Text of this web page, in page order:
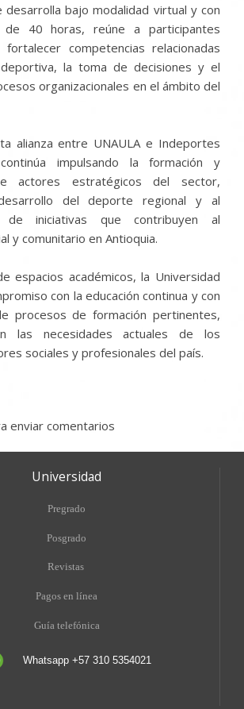
desarrolla bajo modalidad virtual y con
de 40 horas, reúne a participantes
competencias relacionadas
la toma de decisiones y el
organizacionales en el ámbito del
alianza entre UNAULA e Indeportes
impulsando la formación y
actores estratégicos del sector,
del deporte regional y al
de iniciativas que contribuyen al
y comunitario en Antioquia.
espacios académicos, la Universidad
con la educación continua y con
procesos de formación pertinentes,
las necesidades actuales de los
sociales y profesionales del país.
enviar comentarios
Universidad
Pregrado
Posgrado
Revistas
Pagos en línea
Guía telefónica
Whatsapp +57 310 5354021